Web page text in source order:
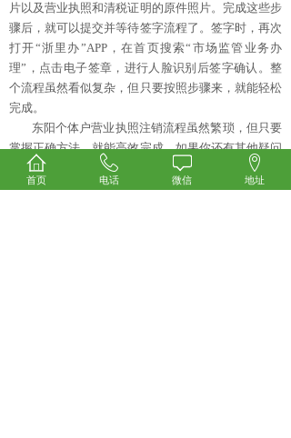
片以及营业执照和清税证明的原件照片。完成这些步
骤后，就可以提交并等待签字流程了。签字时，再次
打开“浙里办”APP，在首页搜索“市场监管业务办
理”，点击电子签章，进行人脸识别后签字确认。整
个流程虽然看似复杂，但只要按照步骤来，就能轻松
完成。
东阳个体户营业执照注销流程虽然繁琐，但只要
掌握正确方法，就能高效完成。如果你还有其他疑问
或经验分享，欢迎在评论区留言交流哦！
首页 电话 微信 地址